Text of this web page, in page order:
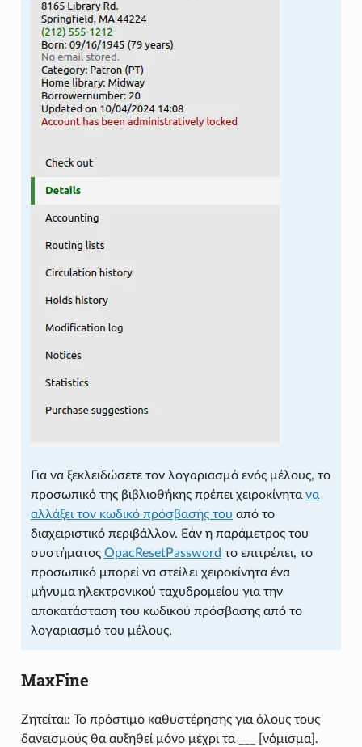
Για να ξεκλειδώσετε τον λογαριασμό ενός μέλους, το
προσωπικό της βιβλιοθήκης πρέπει χειροκίνητανα
αλλάξει τον κωδικό πρόσβασής του από το
διαχειριστικό περιβάλλον. Εάν η παράμετρος του
συστήματος OpacResetPassword το επιτρέπει, το
προσωπικό μπορεί να στείλει χειροκίνητα ένα
μήνυμα ηλεκτρονικού ταχυδρομείου για την
αποκατάσταση του κωδικού πρόσβασης από το
λογαριασμό του μέλους.
MaxFine
Ζητείται: Το πρόστιμο καθυστέρησης για όλους τους
δανεισμούς θα αυξηθεί μόνο μέχρι τα ___ [νόμισμα].